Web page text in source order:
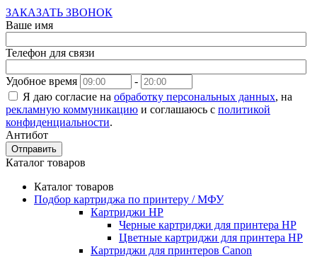
ЗАКАЗАТЬ ЗВОНОК
Ваше имя
Телефон для связи
Удобное время
-
Я даю согласие на обработку персональных данных, на
рекламную коммуникацию и соглашаюсь с политикой
конфиденциальности.
Антибот
Отправить
Каталог товаров
Каталог товаров
Подбор картриджа по принтеру / МФУ
Картриджи HP
Черные картриджи для принтера HP
Цветные картриджи для принтера HP
Картриджи для принтеров Сanon